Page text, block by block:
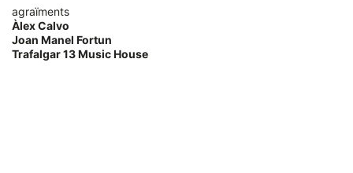
agraïments
Àlex Calvo
Joan Manel Fortun
Trafalgar 13 Music House